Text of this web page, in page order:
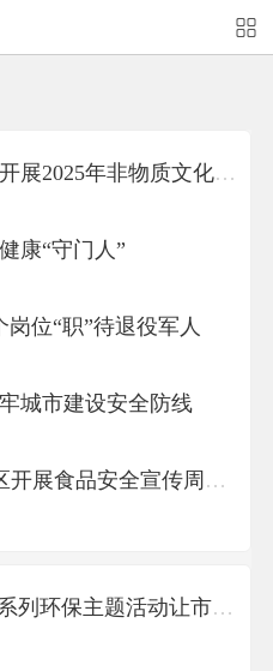
部门动态 街道快讯
住在渝中
培育人才赋能产业我区开展2025年非物质文化遗产培训
康“守门人”
岗位“职”待退役军人
城市建设安全防线
尚德守法 共享食安 我区开展食品安全宣传周活动
我区举办“美丽渝中行”系列环保主题活动让市民沉浸式学环保